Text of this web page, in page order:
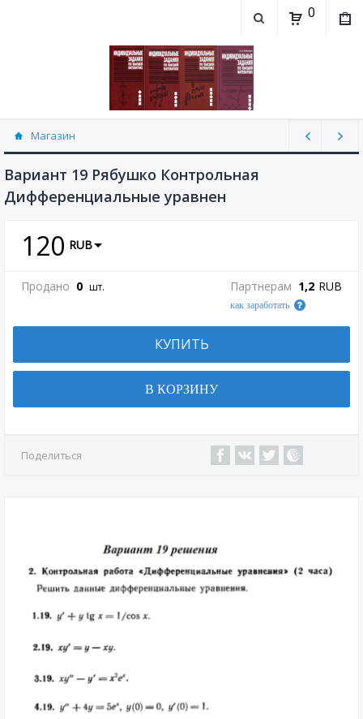
0
Магазин
Контрольная работа "Дифференциальные
Вариант 19 Рябушко Контрольная
Дифференциальные уравнен
120 RUB
Продано 0 шт. Партнерам 1,2 RUB
как заработать
КУПИТЬ
В КОРЗИНУ
Поделиться